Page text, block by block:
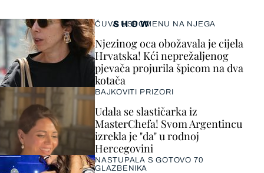
SHOW
ČUVA USPOMENU NA NJEGA
Njezinog oca obožavala je cijela
Hrvatska! Kći neprežaljenog
pjevača projurila špicom na dva
kotača
BAJKOVITI PRIZORI
Udala se slastičarka iz
MasterChefa! Svom Argentincu
izrekla je "da" u rodnoj
Hercegovini
NASTUPALA S GOTOVO 70
GLAZBENIKA